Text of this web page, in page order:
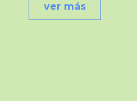
ver más